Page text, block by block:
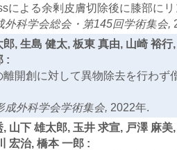
による余剰皮膚切除後に膝部に
外科学会総会・第145回学術集会,
, 生島 健太, 板東 真由, 山崎 裕
:
開創に対して異物除去を行わず
成外科学会学術集会, 2022年.
, 山下 雄太郎, 玉井 求宣, 戸澤 麻
宏治, 橋本 一郎 :